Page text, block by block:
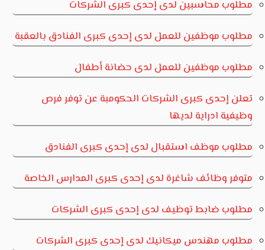
مطلوب محاسبين لدى إحدى كبرى الشركات
مطلوب موظفين للعمل لدى إحدى كبرى الفنادق بالعقبة
مطلوب موظفين للعمل لدى حضانة أطفال
تعلن إحدى كبرى الشركات الحكومبة عن توفر فرص
وظيفية ادراية لديها
مطلوب موظف استقبال لدى إحدى كبرى الفنادق
متوفر وظائف شاغرة لدى إحدى كبرى المدارس الخاصة
مطلوب ضابط توظيف لدى إحدى كبرى الشركات
مطلوب مهندس ميكانيك لدى إحدى كبرى الشركات